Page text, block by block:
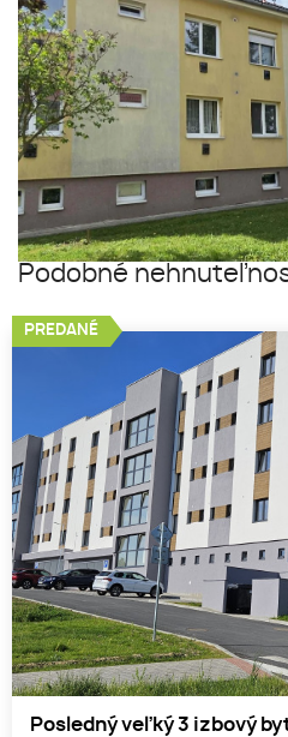
Podobné
Posledný veľký 3 izbový
PREDANÉ